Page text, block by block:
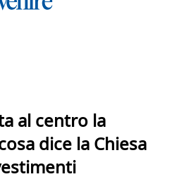
al centro la
dice la Chiesa